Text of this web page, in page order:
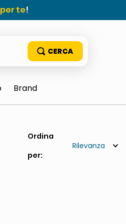
te!
Brand
Rilevanza